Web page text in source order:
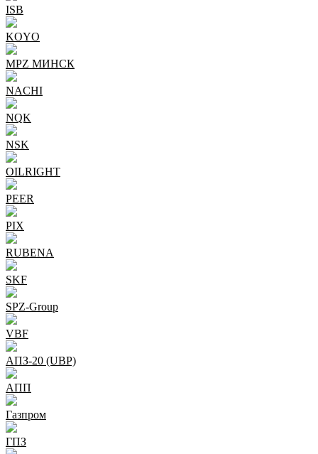
ISB
KOYO
MPZ МИНСК
NACHI
NQK
NSK
OILRIGHT
PEER
PIX
RUBENA
SKF
SPZ-Group
VBF
АПЗ-20 (UBP)
АПП
Газпром
ГПЗ